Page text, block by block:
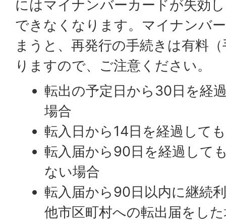
にはマイナンバーカードが失効
できなくなります。マイナンバ
まうと、再発行の手続きは有料
りますので、ご注意ください。
転出の予定日から30日を経
場合
転入日から14日を経過して
転入届から90日を経過して
ない場合
転入届から90日以内に継続
他市区町村への転出届をし